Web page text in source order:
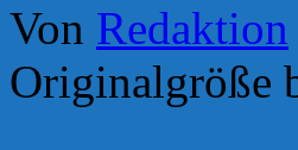
Von Redaktion
Originalgröße